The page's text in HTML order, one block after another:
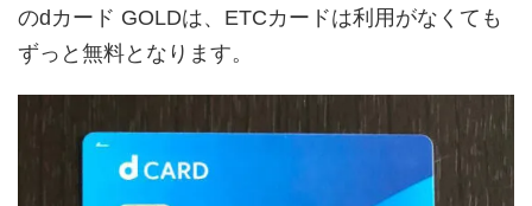
のdカード GOLDは、ETCカードは利用がなくても
ずっと無料となります。